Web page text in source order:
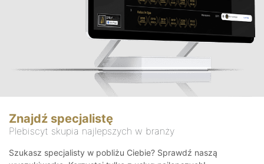
Znajdź specjalistę
Plebiscyt skupia najlepszych w branży
Szukasz specjalisty w pobliżu Ciebie? Sprawdź naszą